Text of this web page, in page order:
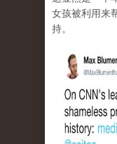
女孩被利用来
持。